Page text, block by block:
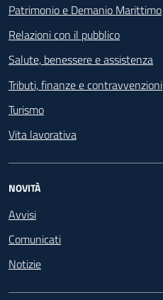
Patrimonio e Demanio Marittimo
Relazioni con il pubblico
Salute, benessere e assistenza
Tributi, finanze e contravvenzioni
Turismo
Vita lavorativa
NOVITÀ
Avvisi
Comunicati
Notizie